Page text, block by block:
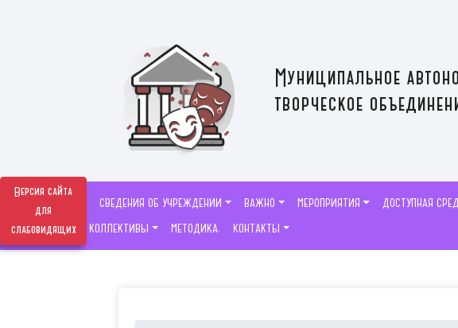
Версия сайта
для
слабовидящих
Муниципальное
творческое
СВЕДЕНИЯ ОБ УЧРЕЖДЕНИИ ВАЖНО МЕРОПРИЯТИЯ ДОСТУПНАЯ
ТВОРЧЕСКИЕ КОЛЛЕКТИВЫ
МЕТОДИКА. КОНТАКТЫ